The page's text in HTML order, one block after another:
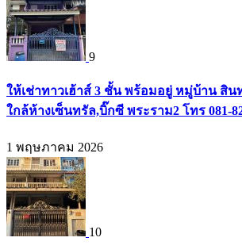
9
ให้เช่าทาวเฮ้าส์ 3 ชั้น พร้อมอยู่ หมู่บ้าน สิน
ใกล้ห้างเซ็นทรัล,บิ๊กซี พระราม2 โทร 081-
1 พฤษภาคม 2026
10